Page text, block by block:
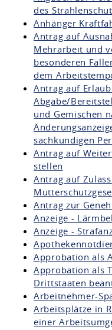
des
Anhänger
Antrag auf
Mehrarbeit und
besonderen
dem
Antrag auf
Abgabe/
und Gemischen
sachkundigen
Antrag auf
stellen
Antrag auf
Antrag zur
Anzeige -
Anzeige -
Approbation als
Approbation als
Drittstaaten
Arbeitnehmer-
Arbeitsplätze in
einer